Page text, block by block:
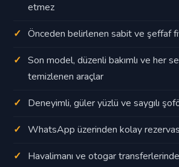
etmez
Önceden belirlenen sabit ve şeffaf
Son model, düzenli bakımlı ve her
temizlenen araçlar
Deneyimli, güler yüzlü ve saygılı
WhatsApp üzerinden kolay
Havalimanı ve otogar